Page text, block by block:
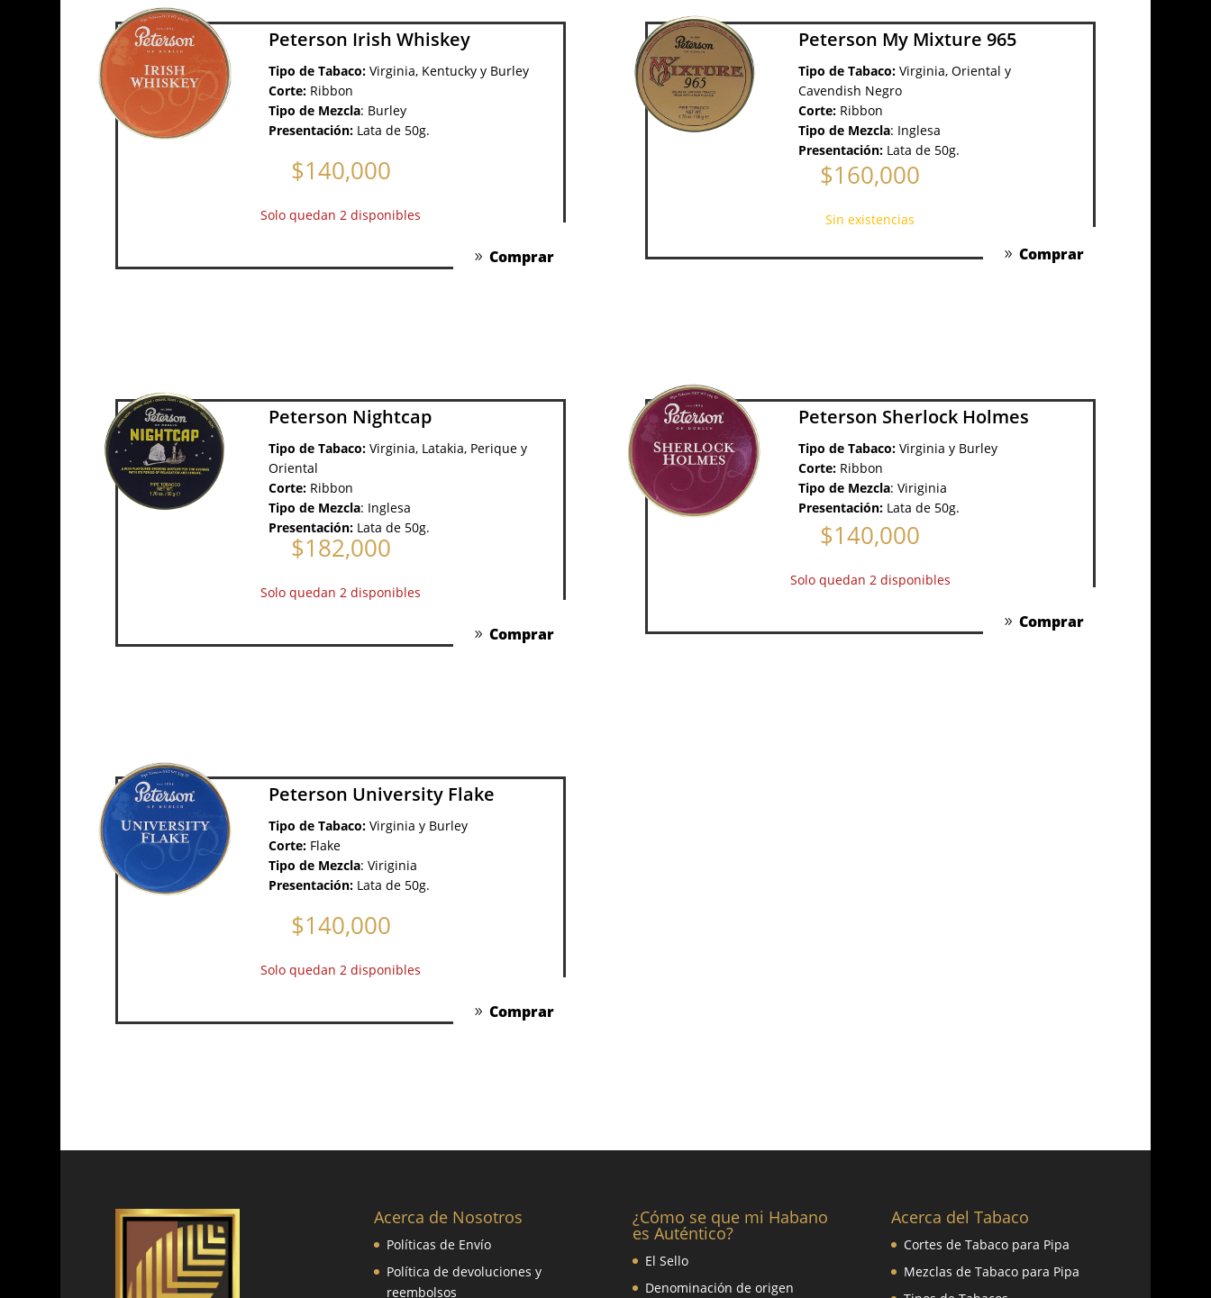
Peterson Irish Whiskey
Tipo de Tabaco: Virginia, Kentucky y Burley
Corte: Ribbon
Tipo de Mezcla: Burley
Presentación: Lata de 50g.
$140,000
Solo quedan 2 disponibles
Comprar
Peterson My Mixture 965
Tipo de Tabaco: Virginia, Oriental y
Cavendish Negro
Corte: Ribbon
Tipo de Mezcla: Inglesa
Presentación:Lata de 50g.
$160,000
Sin existencias
Comprar
Peterson Nightcap
Tipo de Tabaco: Virginia, Latakia, Perique y
Oriental
Corte: Ribbon
Tipo de Mezcla: Inglesa
Presentación: Lata de 50g.
$182,000
Solo quedan 2 disponibles
Comprar
Peterson Sherlock Holmes
Tipo de Tabaco: Virginia y Burley
Corte: Ribbon
Tipo de Mezcla: Viriginia
Presentación:Lata de 50g.
$140,000
Solo quedan 2 disponibles
Comprar
Peterson University Flake
Tipo de Tabaco: Virginia y Burley
Corte: Flake
Tipo de Mezcla:Viriginia
Presentación: Lata de 50g.
$140,000
Solo quedan 2 disponibles
Comprar
Acerca de Nosotros
Políticas de Envío
Política de devoluciones y
reembolsos
¿Cómo se que mi Habano
es Auténtico?
El Sello
Denominación de origen
Acerca del Tabaco
Cortes de Tabaco para Pipa
Mezclas de Tabaco para Pipa